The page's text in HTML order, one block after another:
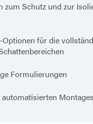
zum Schutz und zur
für die
Formulierungen